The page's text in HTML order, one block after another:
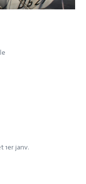
1er janv.